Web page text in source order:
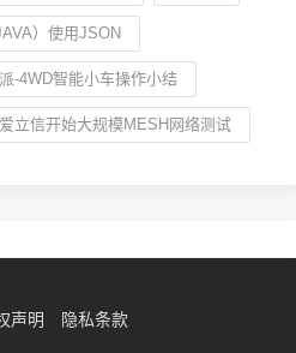
）使用JSON
-4WD智能小车操作小结
爱立信开始大规模MESH网络测试
声明 隐私条款